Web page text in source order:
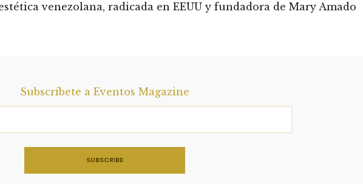
venezolana, radicada en EEUU y fundadora de Mary Amado
Subscríbete a Eventos Magazine